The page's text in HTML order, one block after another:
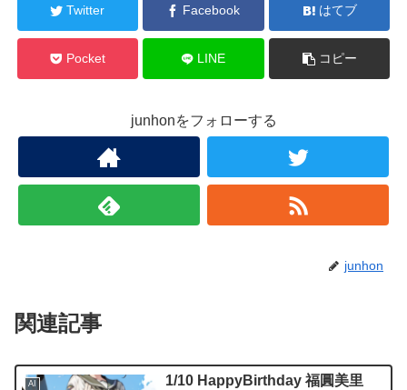
Twitter Facebook はてブ
Pocket LINE コピー
junhonをフォローする
junhon
関連記事
AI
1/10 HappyBirthday 福圓美里